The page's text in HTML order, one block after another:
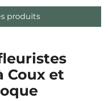
produits
Coux et